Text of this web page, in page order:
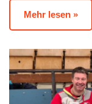
Mehr lesen »